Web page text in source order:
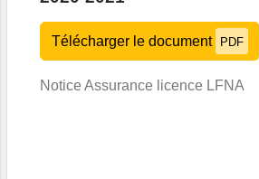
Télécharger le document PDF
Notice Assurance licence LFNA